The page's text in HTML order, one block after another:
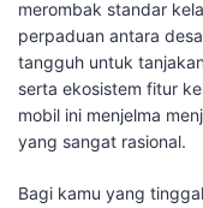
merombak standar
perpaduan antara
tangguh untuk
serta ekosistem fitur
mobil ini menjelma
yang sangat rasional.
​Bagi kamu yang